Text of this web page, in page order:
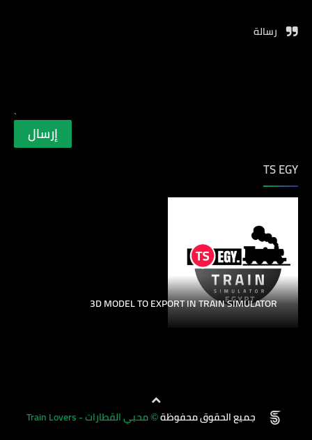
رسالة
TS EGY
3D MODEL TO EXPORT IN TRAIN SIMULATOR
جميع الحقوق محفوظة©محبي القطارات - Train Lovers